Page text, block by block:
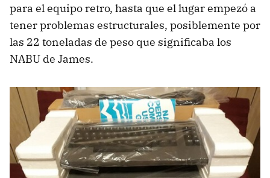
para el equipo retro, hasta que el lugar empezó a
tener problemas estructurales, posiblemente por
las 22 toneladas de peso que significaba los
NABU de James.